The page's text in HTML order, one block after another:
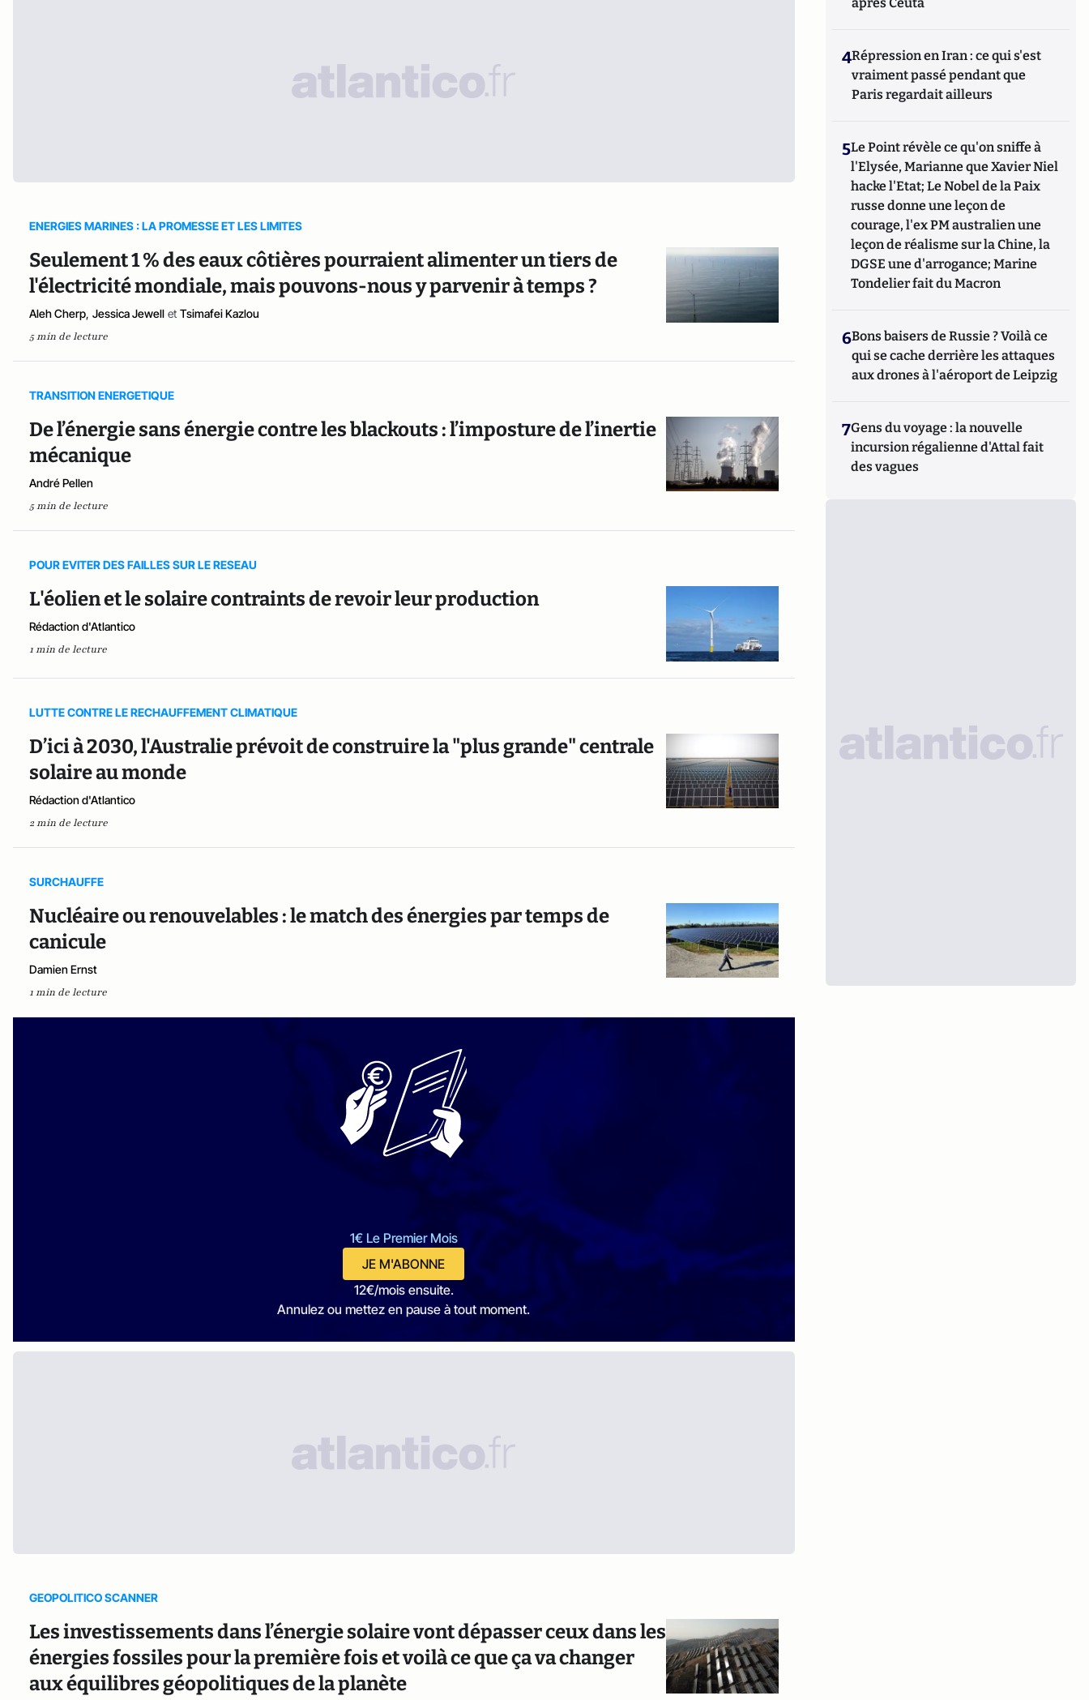
ENERGIES MARINES : LA PROMESSE ET LES LIMITES
Seulement 1 % des eaux côtières pourraient alimenter un tiers de
l'électricité mondiale, mais pouvons-nous y parvenir à temps ?
Aleh Cherp, Jessica Jewell et Tsimafei Kazlou
5 min de lecture
TRANSITION ENERGETIQUE
De l’énergie sans énergie contre les blackouts : l’imposture de l’inertie
mécanique
André Pellen
5 min de lecture
POUR EVITER DES FAILLES SUR LE RESEAU
L'éolien et le solaire contraints de revoir leur production
Rédaction d'Atlantico
1 min de lecture
LUTTE CONTRE LE RECHAUFFEMENT CLIMATIQUE
D’ici à 2030, l'Australie prévoit de construire la "plus grande" centrale
solaire au monde
Rédaction d'Atlantico
2 min de lecture
SURCHAUFFE
Nucléaire ou renouvelables : le match des énergies par temps de
canicule
Damien Ernst
1 min de lecture
1€ Le Premier Mois
JE M'ABONNE
12€/mois ensuite.
Annulez ou mettez en pause à tout moment.
GEOPOLITICO SCANNER
Les investissements dans l’énergie solaire vont dépasser ceux dans les
énergies fossiles pour la première fois et voilà ce que ça va changer
aux équilibres géopolitiques de la planète
4Répression en Iran : ce qui s'est
vraiment passé pendant que
Paris regardait ailleurs
5Le Point révèle ce qu'on sniffe à
l'Elysée, Marianne que Xavier Niel
hacke l'Etat; Le Nobel de la Paix
russe donne une leçon de
courage, l'ex PM australien une
leçon de réalisme sur la Chine, la
DGSE une d'arrogance; Marine
Tondelier fait du Macron
6Bons baisers de Russie ? Voilà ce
qui se cache derrière les attaques
aux drones à l'aéroport de Leipzig
7Gens du voyage : la nouvelle
incursion régalienne d'Attal fait
des vagues